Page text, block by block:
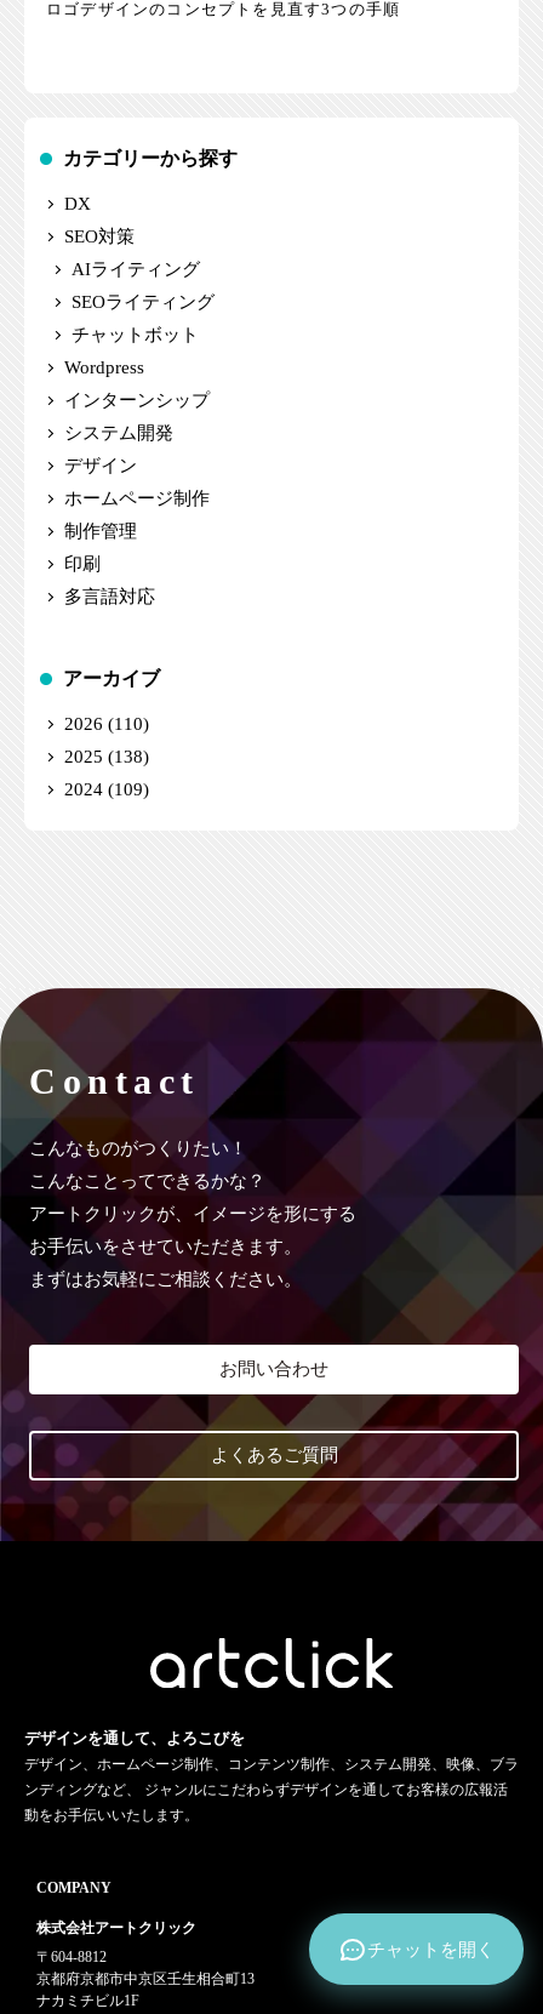
ロゴデザインのコンセプトを見直す3つの手順
カテゴリーから探す
DX
SEO対策
AIライティング
SEOライティング
チャットボット
Wordpress
インターンシップ
システム開発
デザイン
ホームページ制作
制作管理
印刷
多言語対応
アーカイブ
2026 (110)
2025 (138)
2024 (109)
Contact
こんなものがつくりたい！
こんなことってできるかな？
アートクリックが、イメージを形にする
お手伝いをさせていただきます。
まずはお気軽にご相談ください。
お問い合わせ
よくあるご質問
デザインを通して、よろこびを
デザイン、ホームページ制作、コンテンツ制作、システム開発、映像、ブラ
ンディングなど、 ジャンルにこだわらずデザインを通してお客様の広報活
動をお手伝いいたします。
COMPANY
株式会社アートクリック
〒604-8812
京都府京都市中京区壬生相合町13
ナカミチビル1F
チャットを開く